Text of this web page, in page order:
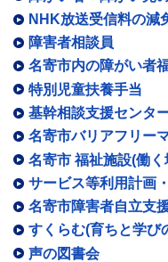
NHK放送受信料の減
障害者相談員
名寄市内の障がい者
特別児童扶養手当
基幹相談支援センタ
名寄市バリアフリー
名寄市 福祉施設(働
サービス等利用計画
名寄市障害者自立支
すくらむ(育ちと学び
声の図書会